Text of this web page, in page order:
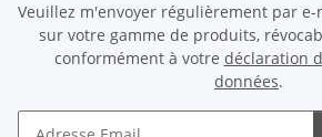
Veuillez m'envoyer régulièrement par
sur votre gamme de produits,
conformément à votre déclaration
données.